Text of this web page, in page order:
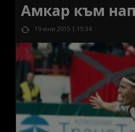
Амкар към
19 юни 2015 | 15:34